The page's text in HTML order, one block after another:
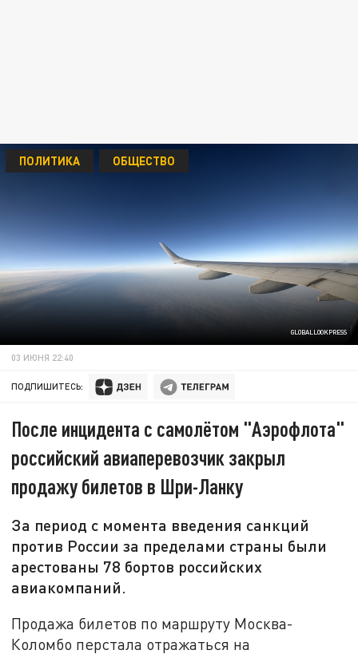
GLOBALLOOKPRESS
ПОЛИТИКА ОБЩЕСТВО
03 ИЮНЯ 22:40
ПОДПИШИТЕСЬ:
После инцидента с самолётом "Аэрофлота"
российский авиаперевозчик закрыл
продажу билетов в Шри-Ланку
За период с момента введения санкций
против России за пределами страны были
арестованы 78 бортов российских
авиакомпаний.
Продажа билетов по маршруту Москва-
Коломбо перстала отражаться на